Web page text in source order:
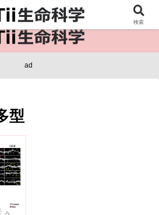
生命・生物の情報インフラ。
ad
型
検索